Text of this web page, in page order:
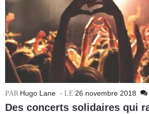
Hugo Lane 26 novembre 2018
Des concerts solidaires qui